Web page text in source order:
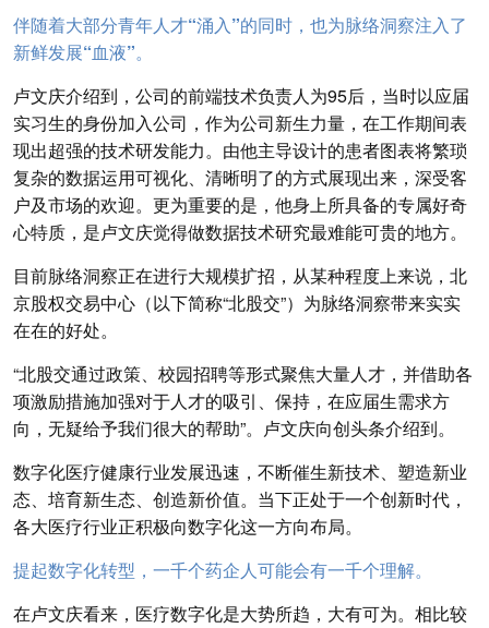
伴随着大部分青年人才“涌入”的同时，也为脉络洞察注入了
新鲜发展“血液”。
卢文庆介绍到，公司的前端技术负责人为95后，当时以应届
实习生的身份加入公司，作为公司新生力量，在工作期间表
现出超强的技术研发能力。由他主导设计的患者图表将繁琐
复杂的数据运用可视化、清晰明了的方式展现出来，深受客
户及市场的欢迎。更为重要的是，他身上所具备的专属好奇
心特质，是卢文庆觉得做数据技术研究最难能可贵的地方。
目前脉络洞察正在进行大规模扩招，从某种程度上来说，北
京股权交易中心（以下简称“北股交”）为脉络洞察带来实实
在在的好处。
“北股交通过政策、校园招聘等形式聚焦大量人才，并借助各
项激励措施加强对于人才的吸引、保持，在应届生需求方
向，无疑给予我们很大的帮助”。卢文庆向创头条介绍到。
数字化医疗健康行业发展迅速，不断催生新技术、塑造新业
态、培育新生态、创造新价值。当下正处于一个创新时代，
各大医疗行业正积极向数字化这一方向布局。
提起数字化转型，一千个药企人可能会有一千个理解。
在卢文庆看来，医疗数字化是大势所趋，大有可为。相比较